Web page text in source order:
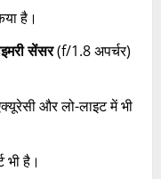
है।
सेंसर(f/1.8 अपर्चर)
और लो-लाइट में भी
भी है।